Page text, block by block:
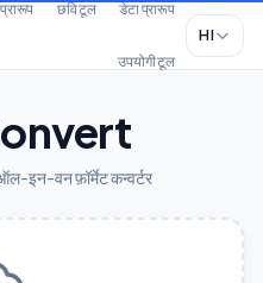
छवि टूल डेटा प्रारूप
उपयोगी टूल
HI
इन-वन फ़ॉर्मेट कन्वर्टर